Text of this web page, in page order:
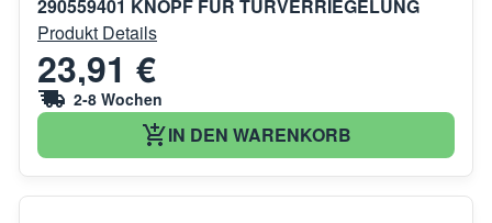
290559401 KNOPF FÜR TÜRVERRIEGELUNG
Produkt Details
23,91 €
2-8 Wochen
IN DEN WARENKORB